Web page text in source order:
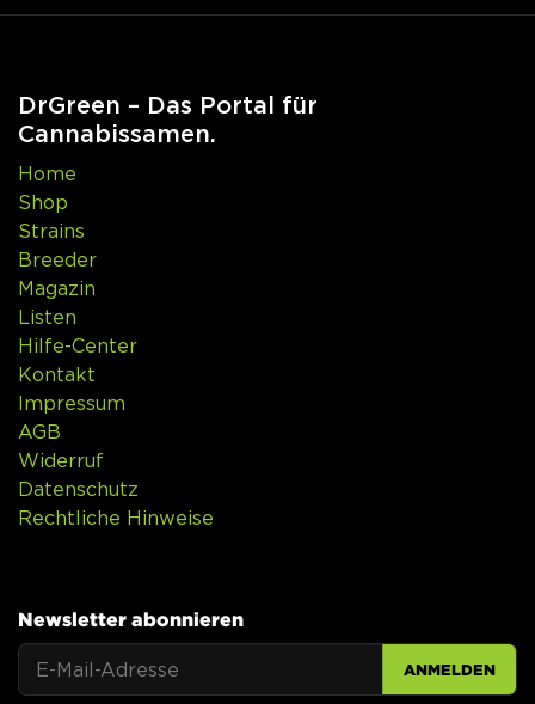
DrGreen – Das Portal für
Cannabissamen.
Home
Shop
Strains
Breeder
Magazin
Listen
Hilfe-Center
Kontakt
Impressum
AGB
Widerruf
Datenschutz
Rechtliche Hinweise
Newsletter abonnieren
ANMELDEN